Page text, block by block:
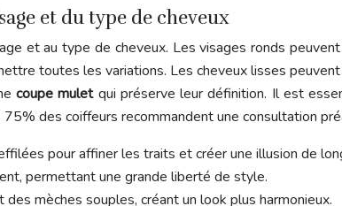
et du type de cheveux
et au type de cheveux. Les visages ronds
toutes les variations. Les cheveux lisses
coupe mulet qui préserve leur définition. Il est
des coiffeurs recommandent une consultation
pour affiner les traits et créer une illusion de
permettant une grande liberté de style.
mèches souples, créant un look plus harmonieux.